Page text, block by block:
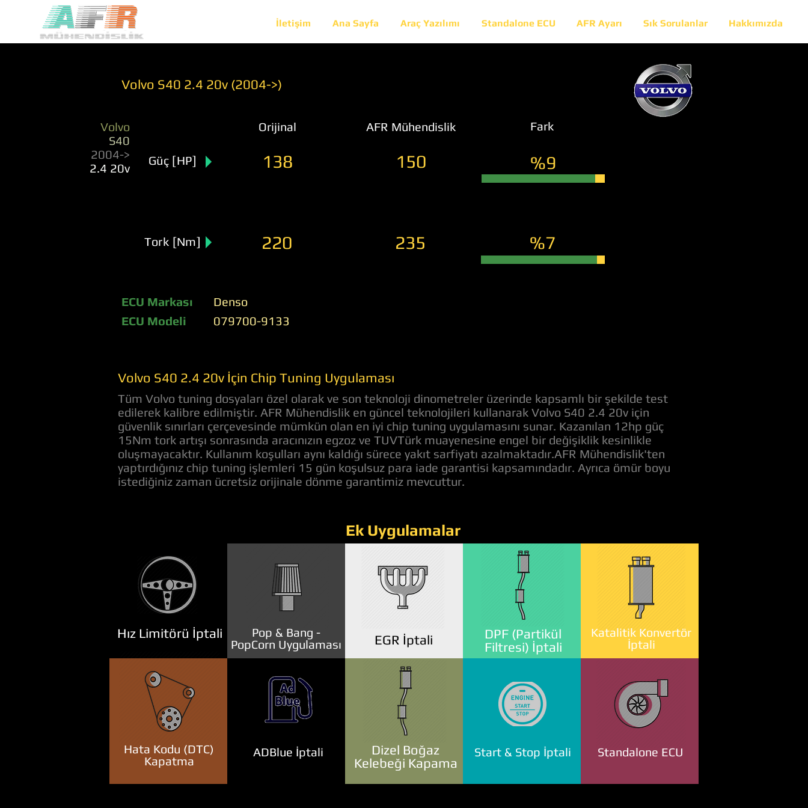
İletişim Ana Sayfa Araç Yazılımı Standalone ECU AFR Ayarı Sık Sorulanlar Hakkımızda
Volvo S40 2.4 20v (2004->)
Volvo
S40
2004->
2.4 20v
Orijinal AFR Mühendislik Fark
Güç [HP] 138 150 %9
Tork [Nm] 220 235 %7
ECU Markası
ECU Modeli
Denso
079700-9133
Volvo S40 2.4 20v İçin Chip Tuning Uygulaması
Tüm Volvo tuning dosyaları özel olarak ve son teknoloji dinometreler üzerinde kapsamlı bir şekilde test
edilerek kalibre edilmiştir. AFR Mühendislik en güncel teknolojileri kullanarak Volvo S40 2.4 20v için
güvenlik sınırları çerçevesinde mümkün olan en iyi chip tuning uygulamasını sunar. Kazanılan 12hp güç
15Nm tork artışı sonrasında aracınızın egzoz ve TUVTürk muayenesine engel bir değişiklik kesinlikle
oluşmayacaktır. Kullanım koşulları aynı kaldığı sürece yakıt sarfiyatı azalmaktadır.AFR Mühendislik'ten
yaptırdığınız chip tuning işlemleri 15 gün koşulsuz para iade garantisi kapsamındadır. Ayrıca ömür boyu
istediğiniz zaman ücretsiz orijinale dönme garantimiz mevcuttur.
Ek Uygulamalar
Hız Limitörü İptali
Pop & Bang -
PopCorn Uygulaması
DPF (Partikül
Filtresi) İptali
Katalitik Konvertör
İptali
EGR İptali
Hata Kodu (DTC)
Kapatma
ADBlue İptali
Dizel Boğaz
Kelebeği Kapama
Start & Stop İptali Standalone ECU